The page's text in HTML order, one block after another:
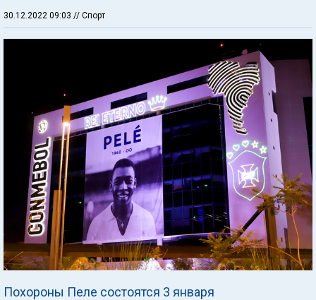
30.12.2022 09:03 // Спорт
Похороны Пеле состоятся 3 января